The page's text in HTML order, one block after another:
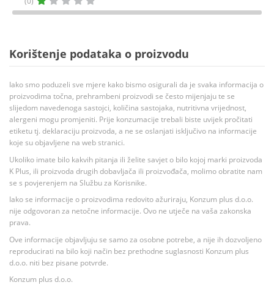
Korištenje podataka o proizvodu
Iako smo poduzeli sve mjere kako bismo osigurali da je svaka informacija o
proizvodima točna, prehrambeni proizvodi se često mijenjaju te se
slijedom navedenoga sastojci, količina sastojaka, nutritivna vrijednost,
alergeni mogu promjeniti. Prije konzumacije trebali biste uvijek pročitati
etiketu tj. deklaraciju proizvoda, a ne se oslanjati isključivo na informacije
koje su objavljene na web stranici.
Ukoliko imate bilo kakvih pitanja ili želite savjet o bilo kojoj marki proizvoda
K Plus, ili proizvoda drugih dobavljača ili proizvođača, molimo obratite nam
se s povjerenjem na Službu za Korisnike.
Iako se informacije o proizvodima redovito ažuriraju, Konzum plus d.o.o.
nije odgovoran za netočne informacije. Ovo ne utječe na vaša zakonska
prava.
Ove informacije objavljuju se samo za osobne potrebe, a nije ih dozvoljeno
reproducirati na bilo koji način bez prethodne suglasnosti Konzum plus
d.o.o. niti bez pisane potvrde.
Konzum plus d.o.o.